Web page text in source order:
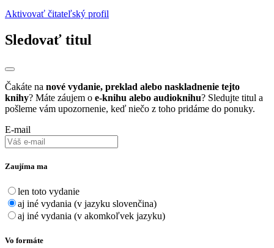
Aktivovať čitateľský profil
Sledovať titul
Čakáte na nové vydanie, preklad alebo naskladnenie tejto
knihy? Máte záujem o e-knihu alebo audioknihu? Sledujte titul a
pošleme vám upozornenie, keď niečo z toho pridáme do ponuky.
E-mail
Zaujíma ma
len toto vydanie
aj iné vydania (v jazyku slovenčina)
aj iné vydania (v akomkoľvek jazyku)
Vo formáte